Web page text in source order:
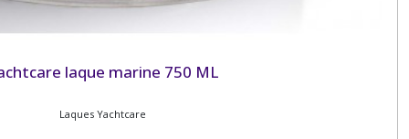
laque marine 750 ML
Laques Yachtcare